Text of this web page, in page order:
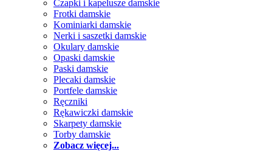
Czapki i kapelusze damskie
Frotki damskie
Kominiarki damskie
Nerki i saszetki damskie
Okulary damskie
Opaski damskie
Paski damskie
Plecaki damskie
Portfele damskie
Ręczniki
Rękawiczki damskie
Skarpety damskie
Torby damskie
Zobacz więcej...